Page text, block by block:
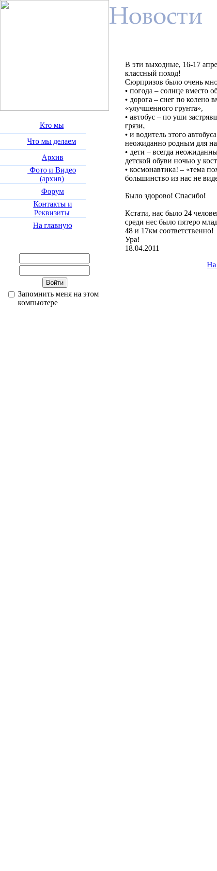
Кто мы
Что мы делаем
Архив
Фото и Видео
(архив)
Форум
Контакты и
Реквизиты
На главную
Запомнить меня на этом
компьютере
В эти выходные, 16-17
классный поход!
Сюрпризов было очень
• погода – солнце вместо
• дорога – снег по колено
«улучшенного грунта»,
• автобус – по уши
грязи,
• и водитель этого
неожиданно родным для
• дети – всегда
детской обуви ночью у
• космонавтика! – «тема
большинство из нас не
Было здорово! Спасибо!
Кстати, нас было 24
среди нес было пятеро
48 и 17км соответственно!
Ура!
18.04.2011
На